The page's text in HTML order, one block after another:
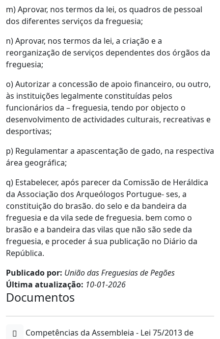
m) Aprovar, nos termos da lei, os quadros de pessoal
dos diferentes serviços da freguesia;
n) Aprovar, nos termos da lei, a criação e a
reorganização de serviços dependentes dos órgãos da
freguesia;
o) Autorizar a concessão de apoio financeiro, ou outro,
às instituições legalmente constituídas pelos
funcionários da – freguesia, tendo por objecto o
desenvolvimento de actividades culturais, recreativas e
desportivas;
p) Regulamentar a apascentação de gado, na respectiva
área geográfica;
q) Estabelecer, após parecer da Comissão de Heráldica
da Associação dos Arqueólogos Portugue- ses, a
constituição do brasão. do selo e da bandeira da
freguesia e da vila sede de freguesia. bem como o
brasão e a bandeira das vilas que não são sede da
freguesia, e proceder á sua publicação no Diário da
República.
Publicado por: União das Freguesias de Pegões
Última atualização: 10-01-2026
Documentos
Competências da Assembleia - Lei 75/2013 de